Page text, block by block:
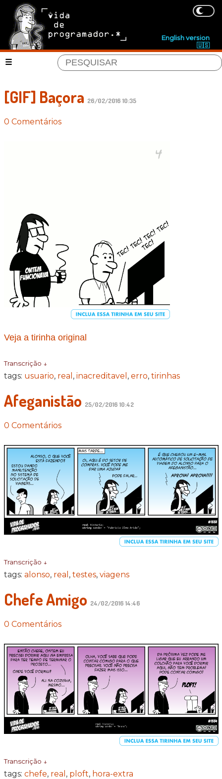
English version
🇺🇸
[GIF] Baçora 26/02/2016 10:35
0 Comentários
Veja a tirinha original
Transcrição ↓
tags: usuario, real , inacreditavel , erro, tirinhas
Afeganistão 25/02/2016 10:42
0 Comentários
Transcrição ↓
tags: alonso, real , testes, viagens
Chefe Amigo 24/02/2016 14:46
0 Comentários
Transcrição ↓
tags: chefe, real , ploft, hora-extra